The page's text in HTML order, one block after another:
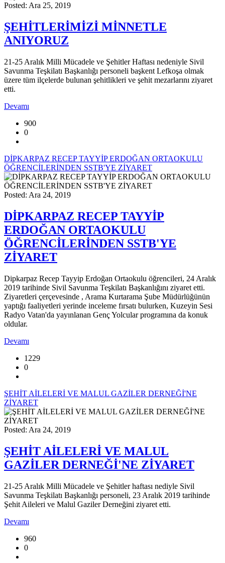
Posted: Ara 25, 2019
ŞEHİTLERİMİZİ MİNNETLE
ANIYORUZ
21-25 Aralık Milli Mücadele ve Şehitler Haftası nedeniyle Sivil
Savunma Teşkilatı Başkanlığı personeli başkent Lefkoşa olmak
üzere tüm ilçelerde bulunan şehitlikleri ve şehit mezarlarını ziyaret
etti.
Devamı
900
0
DİPKARPAZ RECEP TAYYİP ERDOĞAN ORTAOKULU
ÖĞRENCİLERİNDEN SSTB'YE ZİYARET
Posted: Ara 24, 2019
DİPKARPAZ RECEP TAYYİP
ERDOĞAN ORTAOKULU
ÖĞRENCİLERİNDEN SSTB'YE
ZİYARET
Dipkarpaz Recep Tayyip Erdoğan Ortaokulu öğrencileri, 24 Aralık
2019 tarihinde Sivil Savunma Teşkilatı Başkanlığını ziyaret etti.
Ziyaretleri çerçevesinde , Arama Kurtarama Şube Müdürlüğünün
yaptığı faaliyetleri yerinde inceleme fırsatı bulurken, Kuzeyin Sesi
Radyo Vatan'da yayınlanan Genç Yolcular programına da konuk
oldular.
Devamı
1229
0
ŞEHİT AİLELERİ VE MALUL GAZİLER DERNEĞİ'NE
ZİYARET
Posted: Ara 24, 2019
ŞEHİT AİLELERİ VE MALUL
GAZİLER DERNEĞİ'NE ZİYARET
21-25 Aralık Milli Mücadele ve Şehitler haftası nediyle Sivil
Savunma Teşkilatı Başkanlığı personeli, 23 Aralık 2019 tarihinde
Şehit Aileleri ve Malul Gaziler Derneğini ziyaret etti.
Devamı
960
0